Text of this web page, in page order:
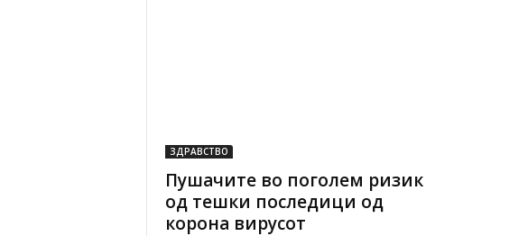
ЗДРАВСТВО
Пушачите во поголем ризик
од тешки последици од
корона вирусот